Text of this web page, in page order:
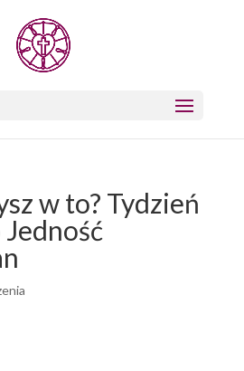
w to? Tydzień